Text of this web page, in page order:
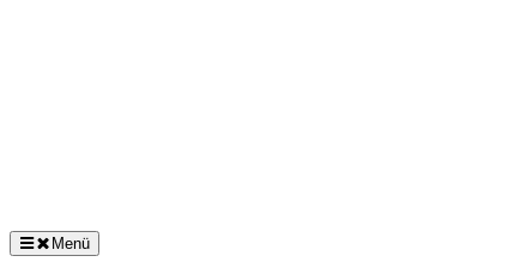
Menü